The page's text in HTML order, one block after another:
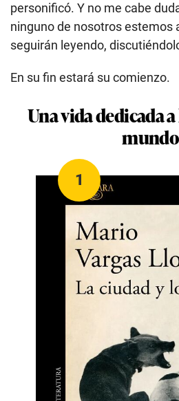
personificó. Y no me cabe
ninguno de nosotros estemos
seguirán leyendo,
En su fin estará su comienzo.
Una vida dedicada
1